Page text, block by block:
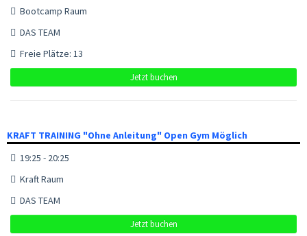
Bootcamp Raum
DAS TEAM
Freie Plätze: 13
Jetzt buchen
KRAFT TRAINING "Ohne Anleitung" Open Gym Möglich
19:25 - 20:25
Kraft Raum
DAS TEAM
Jetzt buchen